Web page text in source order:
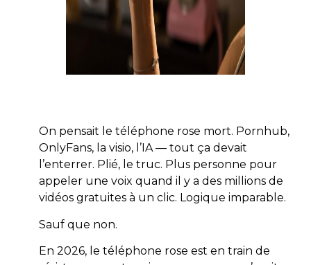
On pensait le téléphone rose mort. Pornhub,
OnlyFans, la visio, l’IA — tout ça devait
l’enterrer. Plié, le truc. Plus personne pour
appeler une voix quand il y a des millions de
vidéos gratuites à un clic. Logique imparable.
Sauf que non.
En 2026, le téléphone rose est en train de